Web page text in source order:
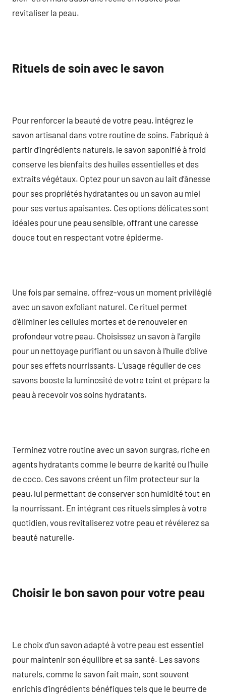
revitaliser la peau.
Rituels de soin avec le savon
Pour renforcer la beauté de votre peau, intégrez le
savon artisanal dans votre routine de soins. Fabriqué à
partir d’ingrédients naturels, le savon saponifié à froid
conserve les bienfaits des huiles essentielles et des
extraits végétaux. Optez pour un savon au lait d’ânesse
pour ses propriétés hydratantes ou un savon au miel
pour ses vertus apaisantes. Ces options délicates sont
idéales pour une peau sensible, offrant une caresse
douce tout en respectant votre épiderme.
Une fois par semaine, offrez-vous un moment privilégié
avec un savon exfoliant naturel. Ce rituel permet
d’éliminer les cellules mortes et de renouveler en
profondeur votre peau. Choisissez un savon à l’argile
pour un nettoyage purifiant ou un savon à l’huile d’olive
pour ses effets nourrissants. L’usage régulier de ces
savons booste la luminosité de votre teint et prépare la
peau à recevoir vos soins hydratants.
Terminez votre routine avec un savon surgras, riche en
agents hydratants comme le beurre de karité ou l’huile
de coco. Ces savons créent un film protecteur sur la
peau, lui permettant de conserver son humidité tout en
la nourrissant. En intégrant ces rituels simples à votre
quotidien, vous revitaliserez votre peau et révélerez sa
beauté naturelle.
Choisir le bon savon pour votre peau
Le choix d’un savon adapté à votre peau est essentiel
pour maintenir son équilibre et sa santé. Les savons
naturels, comme le savon fait main, sont souvent
enrichis d’ingrédients bénéfiques tels que le beurre de